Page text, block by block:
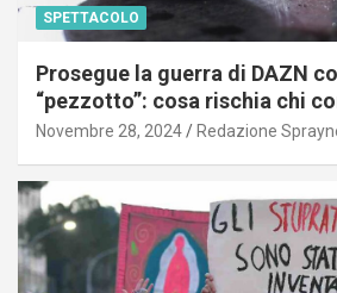
SPETTACOLO
Prosegue la guerra di DAZN
“pezzotto”: cosa rischia chi
Novembre 28, 2024 Redazione